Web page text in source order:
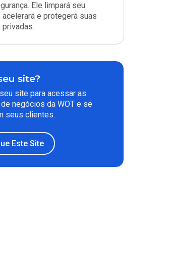
Ele limpará seu
acelerará e protegerá suas
site?
site para acessar as
negócios da WOT e se
seus clientes.
Este Site